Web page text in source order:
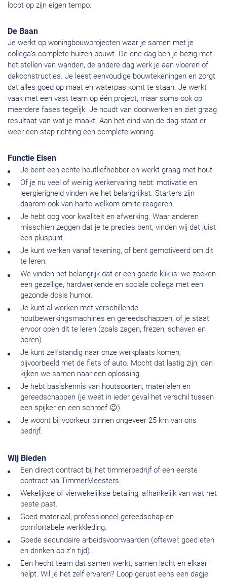
loopt op zijn eigen tempo.
De Baan
Je werkt op woningbouwprojecten waar je samen met je
collega’s complete huizen bouwt. De ene dag ben je bezig met
het stellen van wanden, de andere dag werk je aan vloeren of
dakconstructies. Je leest eenvoudige bouwtekeningen en zorgt
dat alles goed op maat en waterpas komt te staan. Je werkt
vaak met een vast team op één project, maar soms ook op
meerdere fases tegelijk. Je houdt van doorwerken en ziet graag
resultaat van wat je maakt. Aan het eind van de dag staat er
weer een stap richting een complete woning.
Functie Eisen
Je bent een echte houtliefhebber en werkt graag met hout.
Of je nu veel of weinig werkervaring hebt: motivatie en
leergierigheid vinden we het belangrijkst. Starters zijn
daarom ook van harte welkom om te reageren.
Je hebt oog voor kwaliteit en afwerking. Waar anderen
misschien zeggen dat je te precies bent, vinden wij dat juist
een pluspunt.
Je kunt werken vanaf tekening, of bent gemotiveerd om dit
te leren.
We vinden het belangrijk dat er een goede klik is: we zoeken
een gezellige, hardwerkende en sociale collega met een
gezonde dosis humor.
Je kunt al werken met verschillende
houtbewerkingsmachines en gereedschappen, of je staat
ervoor open dit te leren (zoals zagen, frezen, schaven en
boren).
Je kunt zelfstandig naar onze werkplaats komen,
bijvoorbeeld met de fiets of auto. Mocht dat lastig zijn, dan
kijken we samen naar een oplossing.
Je hebt basiskennis van houtsoorten, materialen en
gereedschappen (je weet in ieder geval het verschil tussen
een spijker en een schroef 😉).
Je woont bij voorkeur binnen ongeveer 25 km van ons
bedrijf.
Wij Bieden
Een direct contract bij het timmerbedrijf of een eerste
contract via TimmerMeesters.
Wekelijkse of vierwekelijkse betaling, afhankelijk van wat het
beste past.
Goed materiaal, professioneel gereedschap en
comfortabele werkkleding.
Goede secundaire arbeidsvoorwaarden (oftewel: goed eten
en drinken op z’n tijd).
Een hecht team dat samen werkt, samen lacht en elkaar
helpt. Wil je het zelf ervaren? Loop gerust eens een dagje